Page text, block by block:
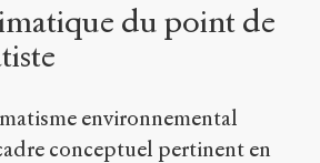
du point de
environnemental
conceptuel pertinent en